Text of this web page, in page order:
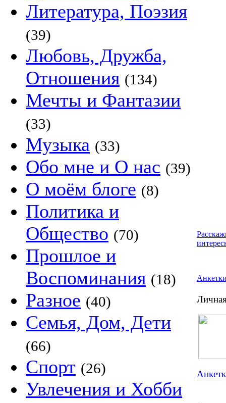
Литература, Поэзия
(39)
Любовь, Дружба,
Отношения (134)
Мечты и Фантазии
(33)
Музыка (33)
Обо мне и О нас (39)
О моём блоге (8)
Политика и
Общество (70)
Прошлое и
Воспоминания (18)
Разное (40)
Семья, Дом, Дети
(66)
Спорт (26)
Увлечения и Хобби